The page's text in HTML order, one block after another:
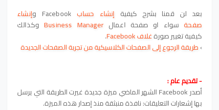
بعد لن قمنا بشرح كيفية إنشاء حساب Facebook وإنشاء
صفحة سواء او صفحة اعمالBusiness Manager وكذالك
كيفيةتغيير صورةغلاف Facebook
.
› طريقة الرجوع إلى الصفحات الكلاسيكية من تجربة الصفحات الجديدة
- تقديم عام :
أصدر Facebook الشهر الماضي ميزة جديدة غيرت الطريقة التي يرسل
بها إشعارات التعليقات: نافذة منبثقة منذ إصدار هذه الميزة.